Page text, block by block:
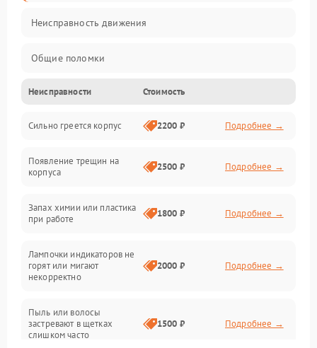
Неисправность движения
Общие поломки
Неисправность датчиков
Неисправность программного обеспечения
Проблемы с сигналом
Батарея
Программные сбои
Неисправности Стоимость
Сильно греется корпус 2200 ₽ Подробнее →
Появление трещин на
корпуса
2500 ₽ Подробнее →
Запах химии или пластика
при работе
1800 ₽ Подробнее →
Лампочки индикаторов не
горят или мигают
некорректно
2000 ₽ Подробнее →
Пыль или волосы
застревают в щетках
слишком часто
1500 ₽ Подробнее →